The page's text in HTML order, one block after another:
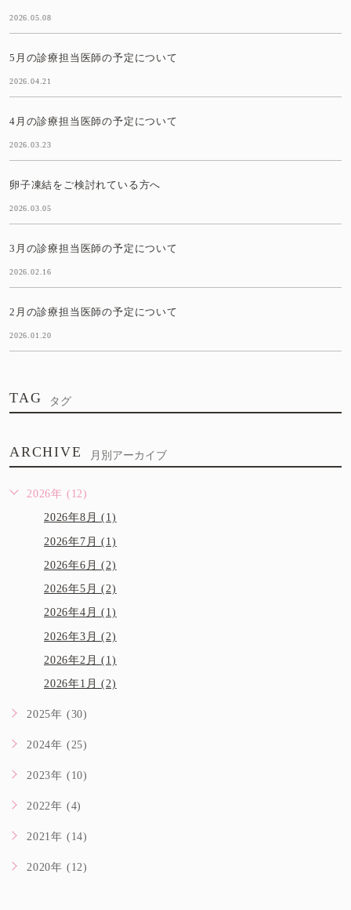
2026.05.08
5月の診療担当医師の予定について
2026.04.21
4月の診療担当医師の予定について
2026.03.23
卵子凍結をご検討れている方へ
2026.03.05
3月の診療担当医師の予定について
2026.02.16
2月の診療担当医師の予定について
2026.01.20
TAG タグ
ARCHIVE 月別アーカイブ
2026年 (12)
2026年8月 (1)
2026年7月 (1)
2026年6月 (2)
2026年5月 (2)
2026年4月 (1)
2026年3月 (2)
2026年2月 (1)
2026年1月 (2)
2025年 (30)
2024年 (25)
2023年 (10)
2022年 (4)
2021年 (14)
2020年 (12)